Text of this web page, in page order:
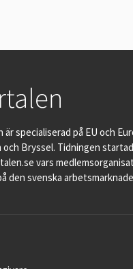
specialiserad på EU och
Bryssel. Tidningen
vars
den svenska